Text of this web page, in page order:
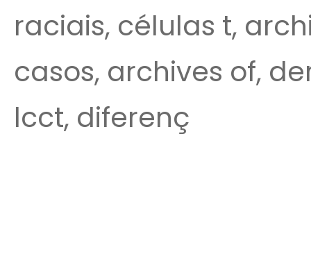
raciais, células t,
casos, archives of,
lcct, diferenç